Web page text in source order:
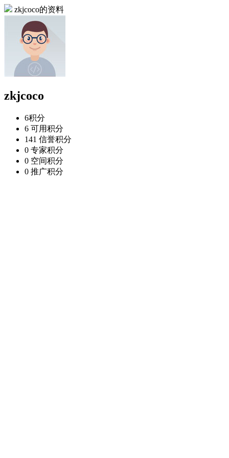
zkjcoco的资料
zkjcoco
6积分
6 可用积分
141 信誉积分
0 专家积分
0 空间积分
0 推广积分